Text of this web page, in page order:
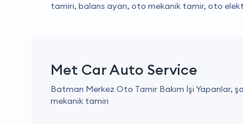
tamiri, balans ayarı, oto mekanik tamir, oto
Met Car Auto Service
Batman Merkez Oto Tamir Bakım İşi Yapanlar,
mekanik tamiri